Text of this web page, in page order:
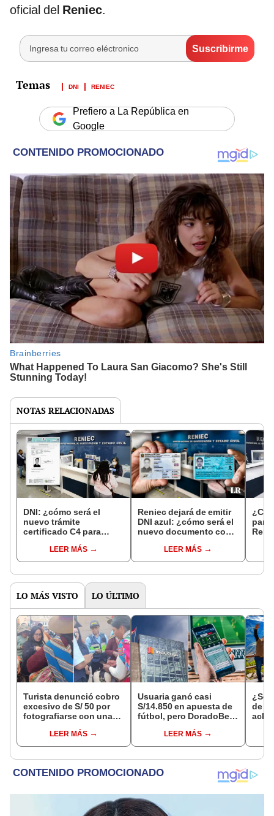
oficial del Reniec.
DNI RENIEC
Prefiero a La República en
Google
NOTAS RELACIONADAS
DNI: ¿cómo será el
nuevo trámite
certificado C4 para
de identidad?
LEER MÁS
Reniec dejará de emitir
DNI azul: ¿cómo será el
nuevo documento con
ventajas?LEER MÁS
para
LO MÁS VISTO LO ÚLTIMO
Turista denunció cobro
excesivo de S/ 50 por
fotografiarse con una
Serenazgo recuperó el
dinero
LEER MÁS
Usuaria ganó casi
S/14.850 en apuesta de
fútbol, pero DoradoBet
Indecopi multó a la
empresa con más de S/
LEER MÁS
¿Se
de